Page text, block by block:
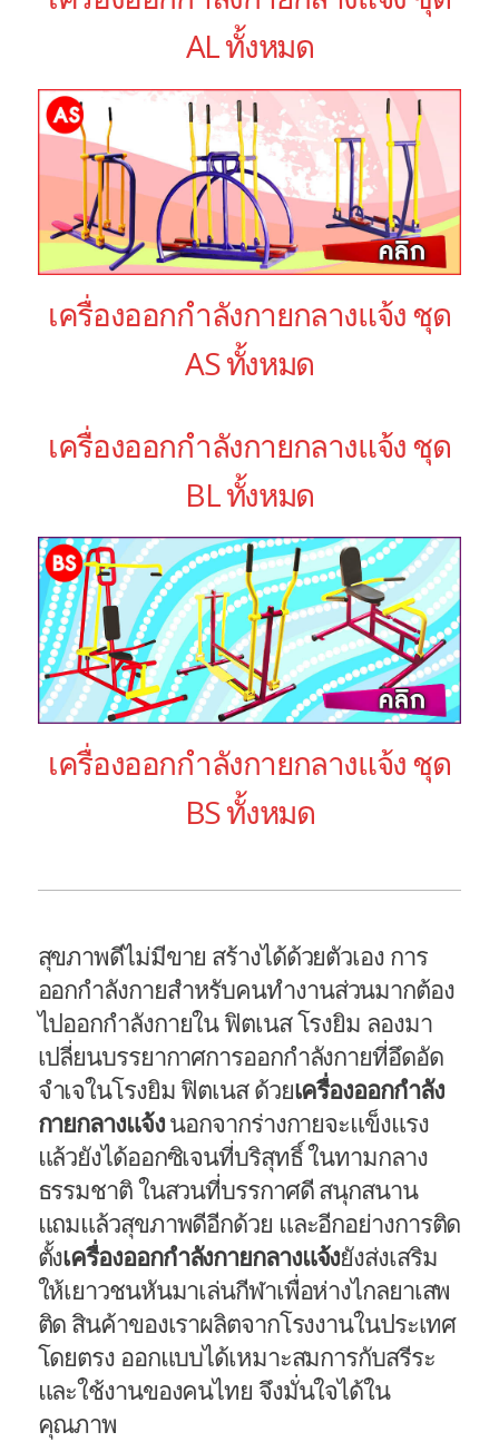
AL ทั้งหมด
เครื่องออกกำลังกายกลางแจ้ง ชุด
AS ทั้งหมด
เครื่องออกกำลังกายกลางแจ้ง ชุด
BL ทั้งหมด
เครื่องออกกำลังกายกลางแจ้ง ชุด
BS ทั้งหมด
​สุขภาพดีไม่มีขาย สร้างได้ด้วยตัวเอง การ
ออกกำลังกายสำหรับคนทำงานส่วนมากต้อง
ไปออกกำลังกายใน ฟิตเนส โรงยิม ลองมา
เปลี่ยนบรรยากาศการออกกำลังกายที่อึดอัด
จำเจในโรงยิม ฟิตเนส ด้วยเครื่องออกกำลัง
กายกลางแจ้งนอกจากร่างกายจะแข็งแรง
แล้วยังได้ออกซิเจนที่บริสุทธิ์ ในทามกลาง
ธรรมชาติ ในสวนที่บรรกาศดี สนุกสนาน
แถมแล้วสุขภาพดีอีกด้วย และอีกอย่างการติด
ตั้งเครื่องออกกำลังกายกลางแจ้งยังส่งเสริม
ให้เยาวชนหันมาเล่นกีฬาเพื่อห่างไกลยาเสพ
ติด สินค้าของเราผลิตจากโรงงานในประเทศ
โดยตรง ออกแบบได้เหมาะสมการกับสรีระ
และใช้งานของคนไทย จึงมั่นใจได้ใน
คุณภาพ